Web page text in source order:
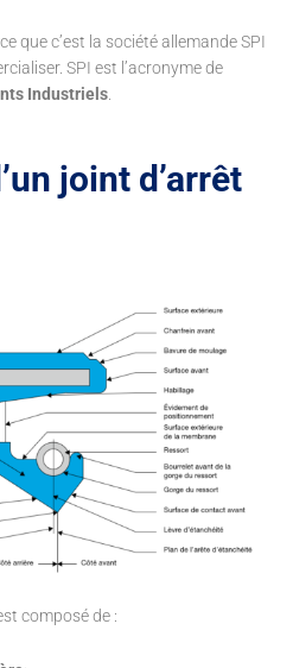
que c’est la société allemande SPI
SPI est l’acronyme de
Industriels
joint d’arrêt
composé de :